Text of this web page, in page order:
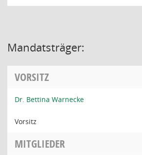
Mandatsträger:
VORSITZ
Dr. Bettina Warnecke
Vorsitz
MITGLIEDER